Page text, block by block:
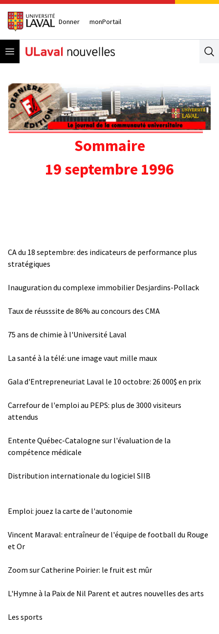
Donner monPortail
Open menu
Sommaire
19 septembre 1996
CA du 18 septembre: des indicateurs de performance plus
stratégiques
Inauguration du complexe immobilier Desjardins-Pollack
Taux de réusssite de 86% au concours des CMA
75 ans de chimie à l'Université Laval
La santé à la télé: une image vaut mille maux
Gala d'Entrepreneuriat Laval le 10 octobre: 26 000$ en prix
Carrefour de l'emploi au PEPS: plus de 3000 visiteurs
attendus
Entente Québec-Catalogne sur l'évaluation de la
compétence médicale
Distribution internationale du logiciel SIIB
Emploi: jouez la carte de l'autonomie
Vincent Maraval: entraîneur de l'équipe de football du Rouge
et Or
Zoom sur Catherine Poirier: le fruit est mûr
L'Hymne à la Paix de Nil Parent et autres nouvelles des arts
Les sports